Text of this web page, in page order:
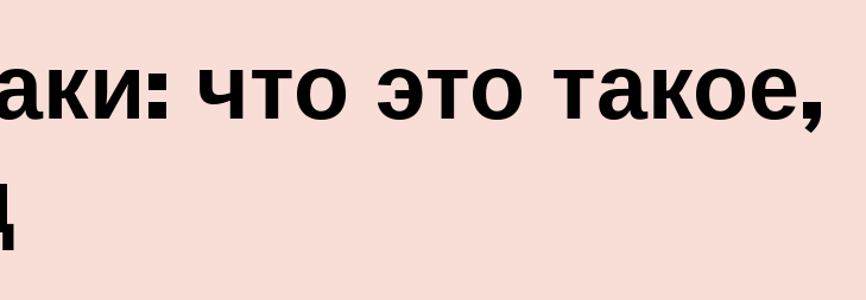
что это такое,